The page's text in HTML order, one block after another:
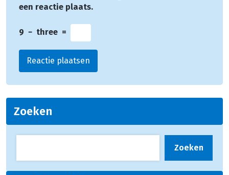
een reactie plaats.
9 − three =
Zoeken
Zoeken